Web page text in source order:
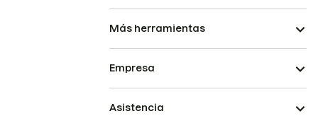
Más herramientas
Empresa
Asistencia